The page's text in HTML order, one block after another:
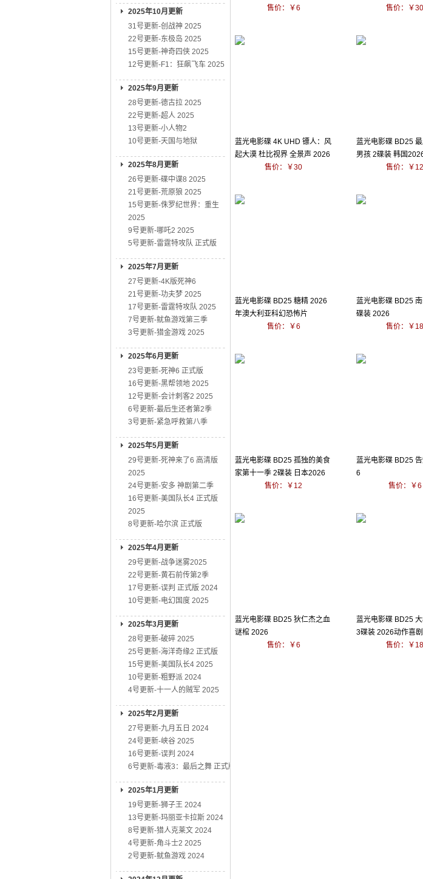
2025年10月更新
31号更新-创战神 2025
22号更新-东极岛 2025
15号更新-神奇四侠 2025
12号更新-F1：狂飙飞车 2025
2025年9月更新
28号更新-德古拉 2025
22号更新-超人 2025
13号更新-小人物2
10号更新-天国与地狱
2025年8月更新
26号更新-碟中谍8 2025
21号更新-荒原狼 2025
15号更新-侏罗纪世界：重生
2025
9号更新-哪吒2 2025
5号更新-雷霆特攻队 正式版
2025年7月更新
27号更新-4K版死神6
21号更新-功夫梦 2025
17号更新-雷霆特攻队 2025
7号更新-鱿鱼游戏第三季
3号更新-猎金游戏 2025
2025年6月更新
23号更新-死神6 正式版
16号更新-黑帮领地 2025
12号更新-会计刺客2 2025
6号更新-最后生还者第2季
3号更新-紧急呼救第八季
2025年5月更新
29号更新-死神来了6 高清版
2025
24号更新-安多 神剧第二季
16号更新-美国队长4 正式版
2025
8号更新-哈尔滨 正式版
2025年4月更新
29号更新-战争迷雾2025
22号更新-黄石前传第2季
17号更新-误判 正式版 2024
10号更新-电幻国度 2025
2025年3月更新
28号更新-破碎 2025
25号更新-海洋奇缘2 正式版
15号更新-美国队长4 2025
10号更新-粗野派 2024
4号更新-十一人的贼军 2025
2025年2月更新
27号更新-九月五日 2024
24号更新-峡谷 2025
16号更新-误判 2024
6号更新-毒液3：最后之舞 正式版
2025年1月更新
19号更新-狮子王 2024
13号更新-玛丽亚卡拉斯 2024
8号更新-猎人克莱文 2024
4号更新-角斗士2 2025
2号更新-鱿鱼游戏 2024
售价：￥6
售价：￥30
蓝光电影碟 4K UHD 镖人：风
起大漠 杜比视界 全景声 2026
含国语粤语售价：￥30
蓝光电影碟 BD25
男孩 2碟装 韩国
售价：￥12
蓝光电影碟 BD25 糖精 2026
年澳大利亚科幻恐怖片
售价：￥6
蓝光电影碟 BD25
碟装 2026
售价：￥18
蓝光电影碟 BD25 孤独的美食
家第十一季 2碟装 日本2026
售价：￥12
蓝光电影碟 BD25
6
售价：￥6
蓝光电影碟 BD25 狄仁杰之血
谜棺 2026
售价：￥6
蓝光电影碟 BD25
3碟装 2026动作喜剧
售价：￥18